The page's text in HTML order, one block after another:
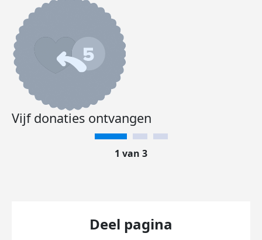
Vijf donaties ontvangen
1 van 3
Deel pagina